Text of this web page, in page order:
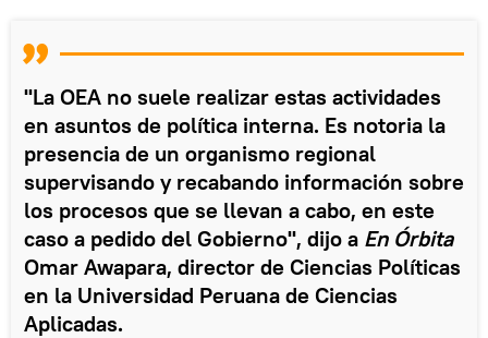
"La OEA no suele realizar estas actividades
en asuntos de política interna. Es notoria la
presencia de un organismo regional
supervisando y recabando información sobre
los procesos que se llevan a cabo, en este
caso a pedido del Gobierno", dijo a En Órbita
Omar Awapara, director de Ciencias Políticas
en la Universidad Peruana de Ciencias
Aplicadas.